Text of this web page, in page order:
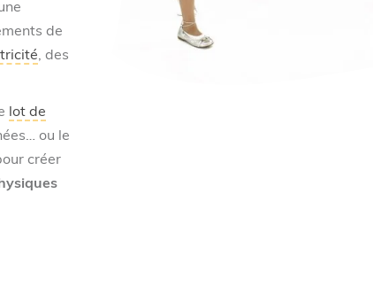
de
, des
lot de
ou le
créer